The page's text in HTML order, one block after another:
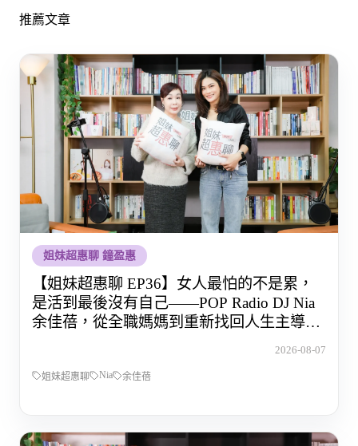
推薦文章
姐妹超惠聊 鐘盈惠
【姐妹超惠聊 EP36】女人最怕的不是累，
是活到最後沒有自己——POP Radio DJ Nia
余佳蓓，從全職媽媽到重新找回人生主導權
2026-08-07
姐妹超惠聊 Nia 余佳蓓